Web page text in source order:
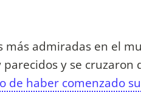
más admiradas en el
y se cruzaron
de haber comenzado